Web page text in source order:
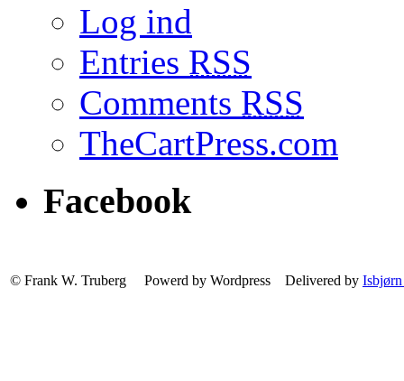
Log ind
Entries RSS
Comments RSS
TheCartPress.com
Facebook
© Frank W. Truberg Powerd by Wordpress Delivered by